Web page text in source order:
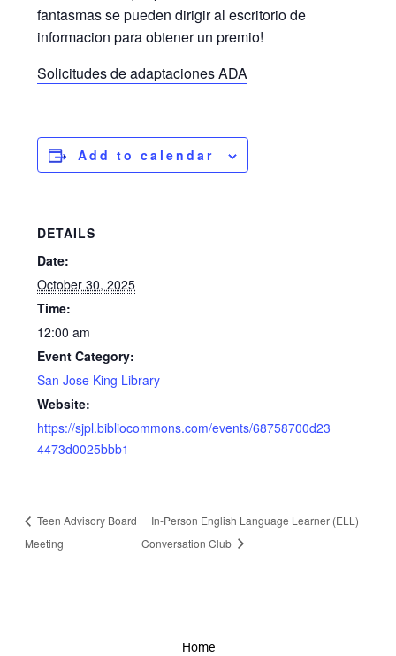
fantasmas se pueden dirigir al escritorio de
informacion para obtener un premio!
Solicitudes de adaptaciones ADA
Add to calendar
DETAILS
Date:
October 30, 2025
Time:
12:00 am
Event Category:
San Jose King Library
Website:
https://sjpl.bibliocommons.com/events/68758700d23
4473d0025bbb1
Teen Advisory Board
Meeting
In-Person English Language Learner (ELL)
Conversation Club
Home